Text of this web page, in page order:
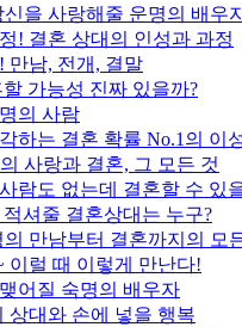
을 사랑해줄 운명의 배우
! 결혼 상대의 인성과 과정
만남, 전개, 결말
가능성 진짜 있을까?
의 사람
하는 결혼 확률 No.1의 이
사랑과 결혼, 그 모든 것
람도 없는데 결혼할 수 있
셔줄 결혼상대는 누구?
만남부터 결혼까지의 모
이럴 때 이렇게 만난다!
어질 숙명의 배우자
상대와 손에 넣을 행복